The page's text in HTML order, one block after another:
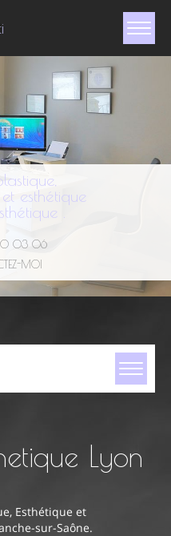
esthétique
.
03 06
MOI
du visage
silhouette
Lyon
Esthétique et
sur-Saône.